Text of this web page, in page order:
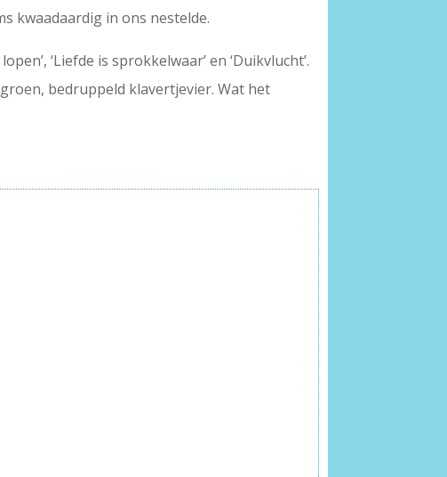
kwaadaardig in ons nestelde.
‘Liefde is sprokkelwaar’ en ‘Duikvlucht’.
bedruppeld klavertjevier. Wat het